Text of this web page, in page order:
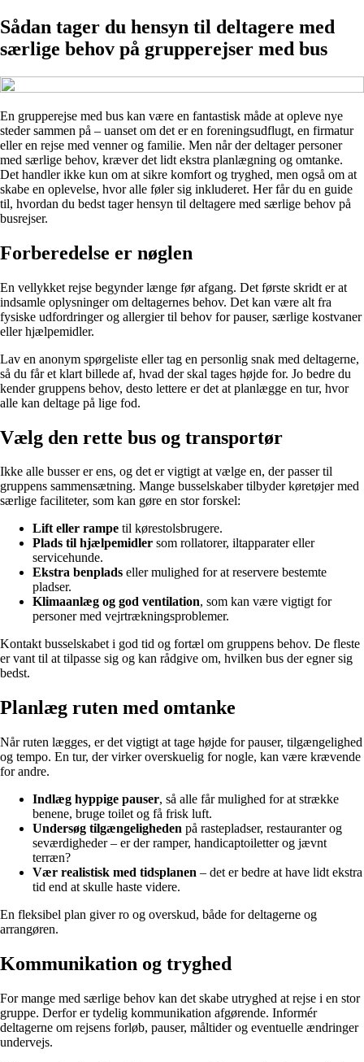
Sådan tager du hensyn til deltagere med
særlige behov på grupperejser med bus
En grupperejse med bus kan være en fantastisk måde at opleve nye
steder sammen på – uanset om det er en foreningsudflugt, en firmatur
eller en rejse med venner og familie. Men når der deltager personer
med særlige behov, kræver det lidt ekstra planlægning og omtanke.
Det handler ikke kun om at sikre komfort og tryghed, men også om at
skabe en oplevelse, hvor alle føler sig inkluderet. Her får du en guide
til, hvordan du bedst tager hensyn til deltagere med særlige behov på
busrejser.
Forberedelse er nøglen
En vellykket rejse begynder længe før afgang. Det første skridt er at
indsamle oplysninger om deltagernes behov. Det kan være alt fra
fysiske udfordringer og allergier til behov for pauser, særlige kostvaner
eller hjælpemidler.
Lav en anonym spørgeliste eller tag en personlig snak med deltagerne,
så du får et klart billede af, hvad der skal tages højde for. Jo bedre du
kender gruppens behov, desto lettere er det at planlægge en tur, hvor
alle kan deltage på lige fod.
Vælg den rette bus og transportør
Ikke alle busser er ens, og det er vigtigt at vælge en, der passer til
gruppens sammensætning. Mange busselskaber tilbyder køretøjer med
særlige faciliteter, som kan gøre en stor forskel:
Lift eller rampe til kørestolsbrugere.
Plads til hjælpemidler som rollatorer, iltapparater eller
servicehunde.
Ekstra benplads eller mulighed for at reservere bestemte
pladser.
Klimaanlæg og god ventilation, som kan være vigtigt for
personer med vejrtrækningsproblemer.
Kontakt busselskabet i god tid og fortæl om gruppens behov. De fleste
er vant til at tilpasse sig og kan rådgive om, hvilken bus der egner sig
bedst.
Planlæg ruten med omtanke
Når ruten lægges, er det vigtigt at tage højde for pauser, tilgængelighed
og tempo. En tur, der virker overskuelig for nogle, kan være krævende
for andre.
Indlæg hyppige pauser, så alle får mulighed for at strække
benene, bruge toilet og få frisk luft.
Undersøg tilgængeligheden på rastepladser, restauranter og
seværdigheder – er der ramper, handicaptoiletter og jævnt
terræn?
Vær realistisk med tidsplanen – det er bedre at have lidt ekstra
tid end at skulle haste videre.
En fleksibel plan giver ro og overskud, både for deltagerne og
arrangøren.
Kommunikation og tryghed
For mange med særlige behov kan det skabe utryghed at rejse i en stor
gruppe. Derfor er tydelig kommunikation afgørende. Informér
deltagerne om rejsens forløb, pauser, måltider og eventuelle ændringer
undervejs.